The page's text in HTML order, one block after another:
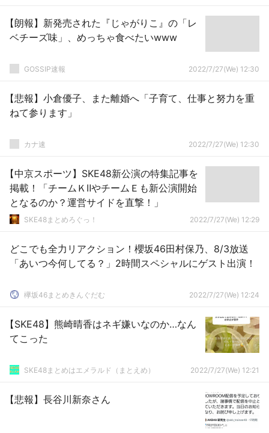
【朗報】新発売された『じゃがりこ』の「レ
ベチーズ味」、めっちゃ食べたいwww
GOSSIP速報 2022/7/27(We) 12:30
【悲報】小倉優子、また離婚へ「子育て、仕事と努力を重
ねて参ります」
カナ速 2022/7/27(We) 12:30
【中京スポーツ】SKE48新公演の特集記事を
掲載！「チームＫⅡやチームＥも新公演開始
となるのか？運営サイドを直撃！」
SKE48まとめろぐっ！ 2022/7/27(We) 12:29
どこでも全力リアクション！櫻坂46田村保乃、8/3放送
「あいつ今何してる？」2時間スペシャルにゲスト出演！
欅坂46まとめきんぐだむ 2022/7/27(We) 12:24
【SKE48】熊崎晴香はネギ嫌いなのか…なん
てこった
SKE48まとめはエメラルド（まとえめ） 2022/7/27(We) 12:21
【悲報】長谷川新奈さん